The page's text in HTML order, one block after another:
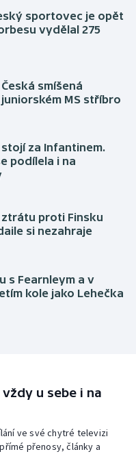
sportovec je opět
vydělal 275
smíšená
MS stříbro
stojí za Infantinem.
podílela i na
proti Finsku
si nezahraje
s Fearnleym a v
kole jako Lehečka
u sebe i na
ve své chytré televizi
přenosy, články a